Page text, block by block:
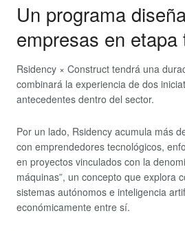
Un programa
empresas en etapa
Rsidency × Construct tendrá una
combinará la experiencia de dos
antecedentes dentro del sector.
Por un lado, Rsidency acumula más
con emprendedores tecnológicos,
en proyectos vinculados con la
máquinas”, un concepto que explora
sistemas autónomos e inteligencia
económicamente entre sí.